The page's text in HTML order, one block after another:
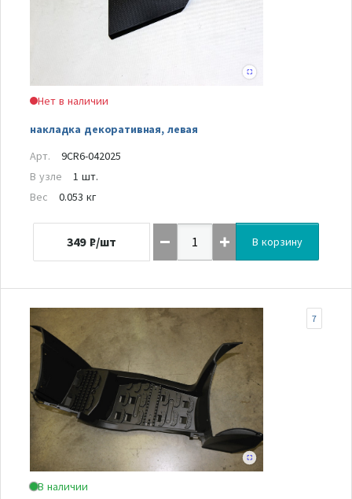
Нет в наличии
накладка декоративная, левая
Арт.
9CR6-042025
В узле
1 шт.
Вес
0.053 кг
349 ₽/шт В корзину
В наличии
7